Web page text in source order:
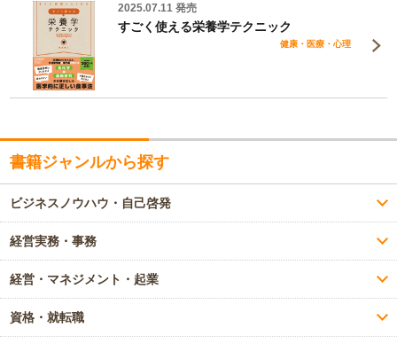
2025.07.11 発売
すごく使える栄養学テクニック
健康・医療・心理
書籍ジャンルから探す
ビジネスノウハウ・自己啓発
経営実務・事務
経営・マネジメント・起業
資格・就転職